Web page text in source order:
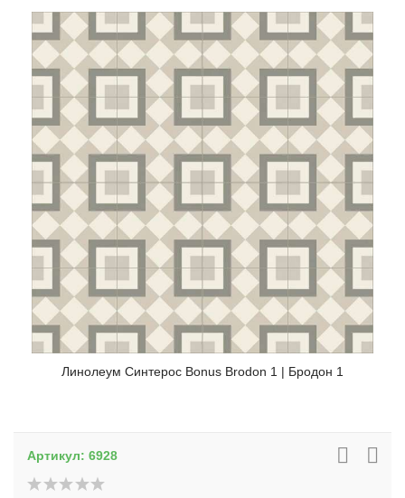
Линолеум Синтерос Bonus Brodon 1 | Бродон 1
Артикул: 6928